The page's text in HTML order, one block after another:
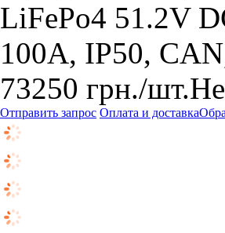
LiFePo4 51.2V
100A, IP50,
73250 грн./шт.
Отправить запрос Оплата и доставка